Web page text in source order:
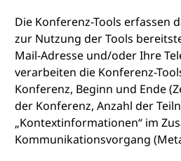
Die Konferenz-Tools erfassen
zur Nutzung der Tools
Mail-Adresse und/oder Ihre
verarbeiten die Konferenz-
Konferenz, Beginn und Ende
der Konferenz, Anzahl der
„Kontextinformationen“ im
Kommunikationsvorgang